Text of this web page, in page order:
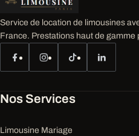
Service de location de limousines
France. Prestations haut de gamme
Nos Services
Limousine Mariage